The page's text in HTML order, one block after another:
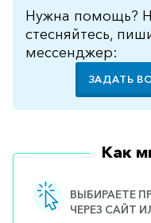
Нужна помощь?
стесняйтесь,
мессенджер:
ЗАДАТЬ
Как
ВЫБИРАЕТЕ
ЧЕРЕЗ САЙТ